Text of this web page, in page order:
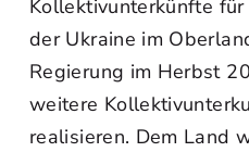
Kollektivunterkünfte für
der Ukraine im
Regierung im Herbst
weitere
realisieren. Dem Land